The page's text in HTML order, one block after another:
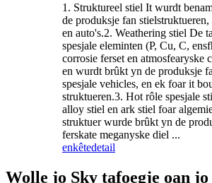
1. Struktureel stiel It wurdt
de produksje fan
en auto's.2. Weathering stiel De
spesjale eleminten (P, Cu, C,
corrosie ferset en atmosfearyske
en wurdt brûkt yn de produksje
spesjale vehicles, en ek foar it
struktueren.3. Hot rôle spesjale
alloy stiel en ark stiel foar
struktuer wurde brûkt yn de
ferskate meganyske diel ...
enkêtedetail
Wolle jo Sky tafoegje oan